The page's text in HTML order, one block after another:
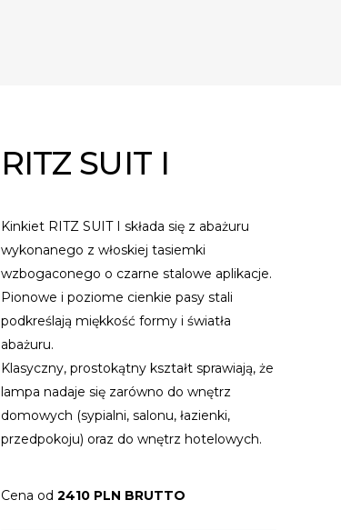
RITZ SUIT I
Kinkiet RITZ SUIT I składa się z abażuru
wykonanego z włoskiej tasiemki
wzbogaconego o czarne stalowe aplikacje.
Pionowe i poziome cienkie pasy stali
podkreślają miękkość formy i światła
abażuru.
Klasyczny, prostokątny kształt sprawiają, że
lampa nadaje się zarówno do wnętrz
domowych (sypialni, salonu, łazienki,
przedpokoju) oraz do wnętrz hotelowych.
Cena od 2410 PLN BRUTTO